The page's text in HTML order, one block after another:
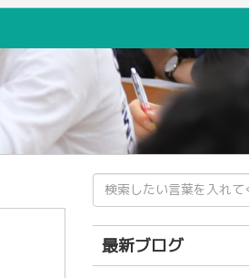
検
索
結
果:
最新ブログ